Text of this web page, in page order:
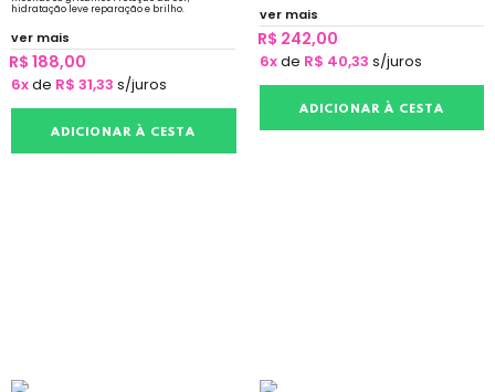
hidratação leve reparação e brilho.
ver mais
R$ 188,00
6xde R$ 31,33 s/juros
ADICIONAR À CESTA
ver mais
R$ 242,00
6xde R$ 40,33 s/juros
ADICIONAR À CESTA